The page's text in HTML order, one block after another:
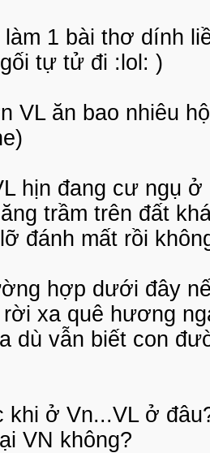
1 bài thơ dính
tự tử đi :lol: )
VL ăn bao nhiêu
hịn đang cư ngụ
trầm trên đất
đánh mất rồi
hợp dưới đây
xa quê hương
dù vẫn biết con
khi ở Vn...VL ở
VN không?